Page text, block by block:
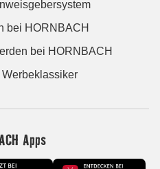
bei HORNBACH
bei HORNBACH
Apps